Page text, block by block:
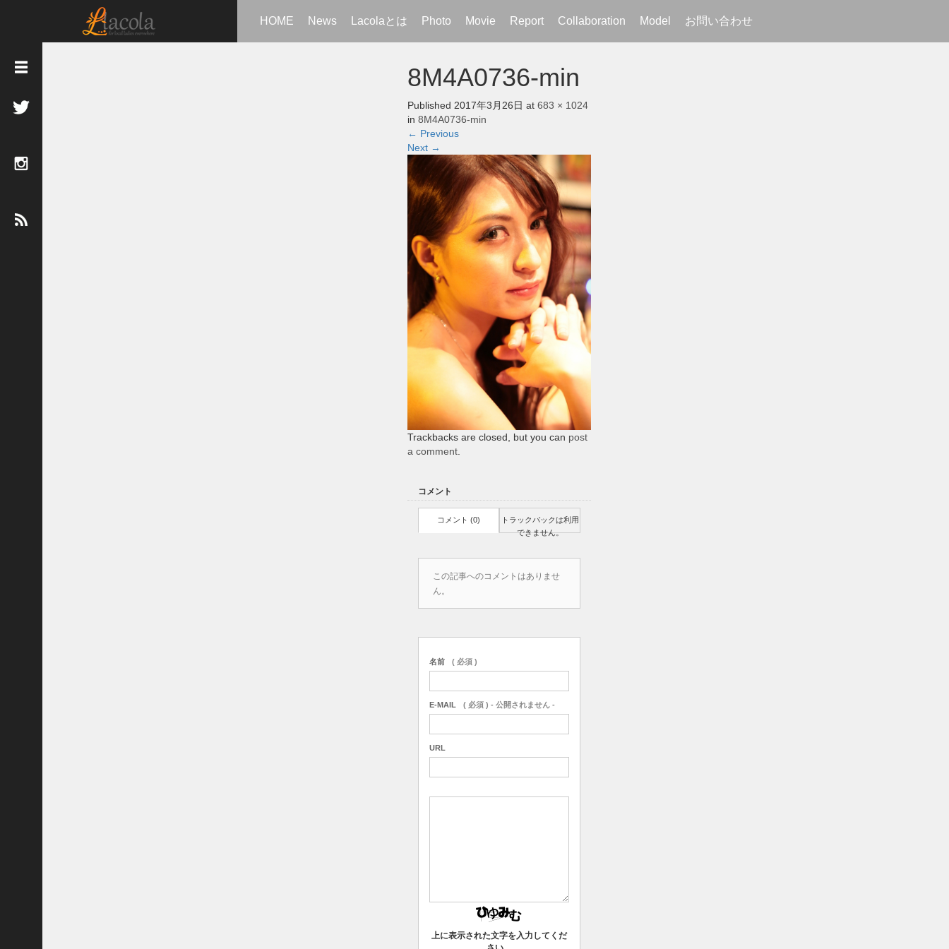
HOME News Lacolaとは Photo Movie Report Collaboration Model お問い合わせ
8M4A0736-min
Published 2017年3月26日 at 683 × 1024
in 8M4A0736-min
← Previous
Next →
Trackbacks are closed, but you can post
a comment
コメント
コメント (0)
トラックバックは利用
できません。
この記事へのコメントはありませ
ん。
名前 ( 必須 )
E-MAIL ( 必須 ) - 公開されません -
URL
上に表示された文字を入力してくだ